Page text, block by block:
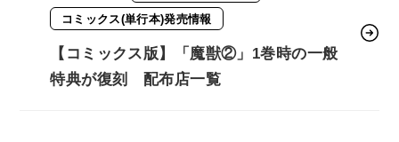
コミックス(単行本)発売情報
【コミックス版】「魔獣②」1巻時の一般
特典が復刻 配布店一覧